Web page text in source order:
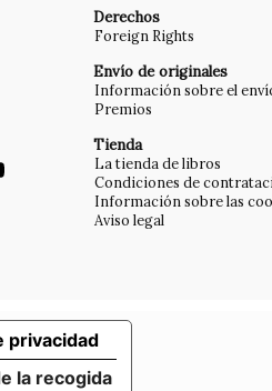
Derechos
Foreign Rights
Envío de originales
Información sobre el
Premios
Tienda
La tienda de libros
Condiciones de
Información sobre las
Aviso legal
la recogida
privacidad